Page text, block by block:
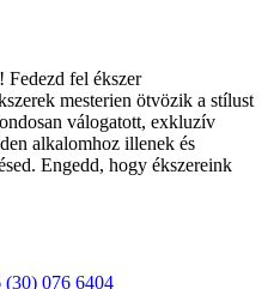
fel ékszer
mesterien ötvözik a stílust
válogatott, exkluzív
alkalomhoz illenek és
Engedd, hogy ékszereink
(30) 076 6404